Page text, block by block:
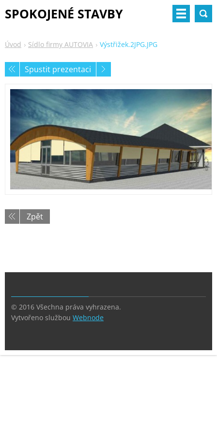
SPOKOJENÉ STAVBY
Úvod Sídlo firmy AUTOVIA Výstřižek.2JPG.JPG
Spustit prezentaci
Zpět
© 2016 Všechna práva vyhrazena.
Vytvořeno službou Webnode